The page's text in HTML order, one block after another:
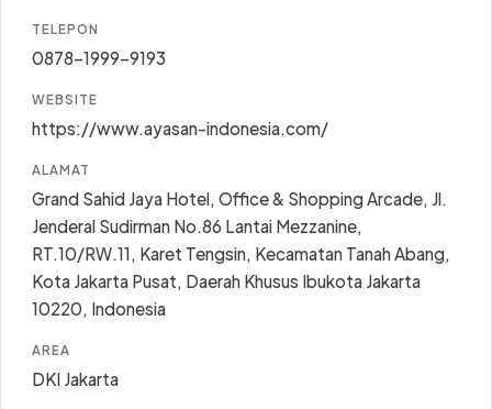
TELEPON
0878-1999-9193
WEBSITE
https://www.ayasan-indonesia.com/
ALAMAT
Grand Sahid Jaya Hotel, Office & Shopping Arcade, Jl.
Jenderal Sudirman No.86 Lantai Mezzanine,
RT.10/RW.11, Karet Tengsin, Kecamatan Tanah Abang,
Kota Jakarta Pusat, Daerah Khusus Ibukota Jakarta
10220, Indonesia
AREA
DKI Jakarta